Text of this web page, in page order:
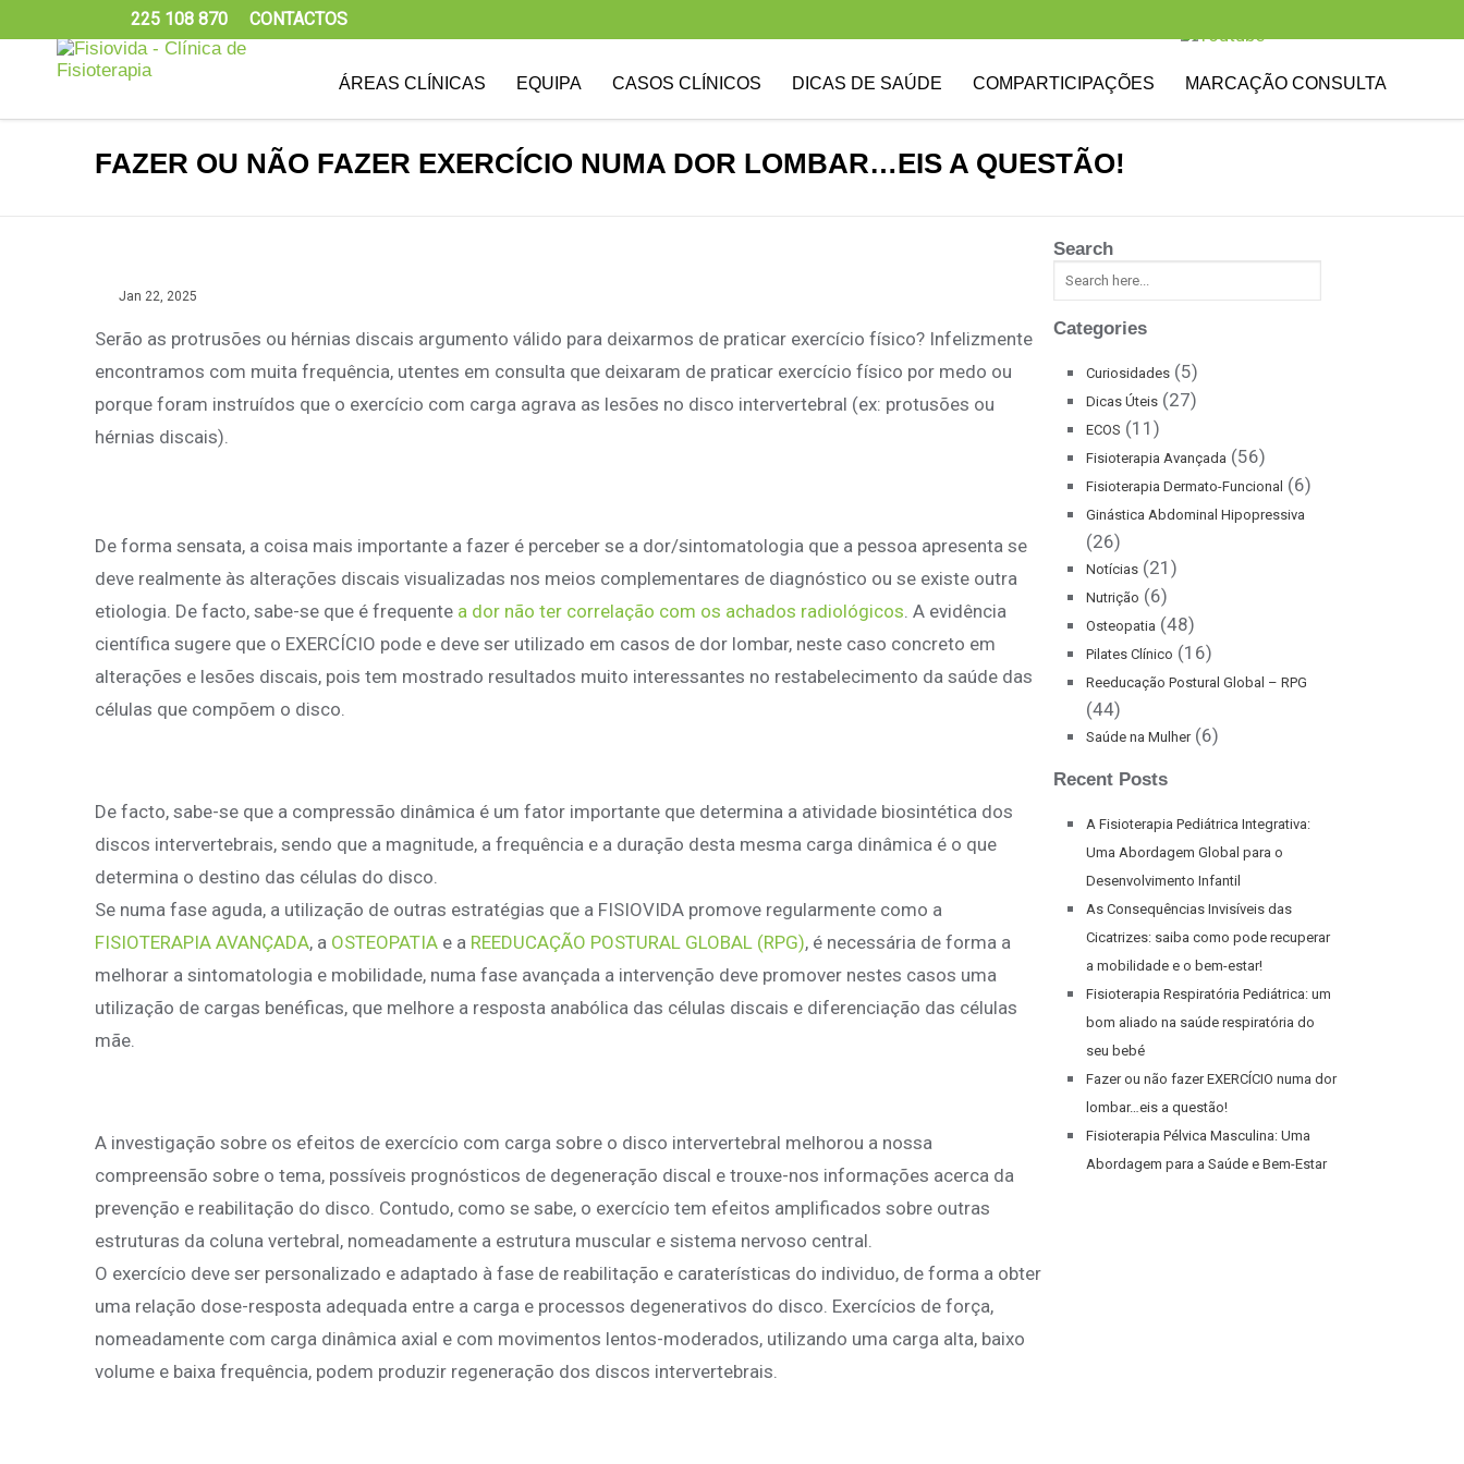
225 108 870 CONTACTOS
ÁREAS CLÍNICAS EQUIPA CASOS CLÍNICOS DICAS DE SAÚDE COMPARTICIPAÇÕES MARCAÇÃO CONSULTA
FAZER OU NÃO FAZER EXERCÍCIO NUMA DOR LOMBAR…EIS A QUESTÃO!
Jan 22, 2025
Serão as protrusões ou hérnias discais argumento válido para deixarmos de praticar exercício físico? Infelizmente
encontramos com muita frequência, utentes em consulta que deixaram de praticar exercício físico por medo ou
porque foram instruídos que o exercício com carga agrava as lesões no disco intervertebral (ex: protusões ou
hérnias discais).
De forma sensata, a coisa mais importante a fazer é perceber se a dor/sintomatologia que a pessoa apresenta se
deve realmente às alterações discais visualizadas nos meios complementares de diagnóstico ou se existe outra
etiologia. De facto, sabe-se que é frequente a dor não ter correlação com os achados radiológicos. A evidência
científica sugere que o EXERCÍCIO pode e deve ser utilizado em casos de dor lombar, neste caso concreto em
alterações e lesões discais, pois tem mostrado resultados muito interessantes no restabelecimento da saúde das
células que compõem o disco.
De facto, sabe-se que a compressão dinâmica é um fator importante que determina a atividade biosintética dos
discos intervertebrais, sendo que a magnitude, a frequência e a duração desta mesma carga dinâmica é o que
determina o destino das células do disco.
Se numa fase aguda, a utilização de outras estratégias que a FISIOVIDA promove regularmente como a
FISIOTERAPIA AVANÇADA, a OSTEOPATIA e a REEDUCAÇÃO POSTURAL GLOBAL (RPG), é necessária de forma a
melhorar a sintomatologia e mobilidade, numa fase avançada a intervenção deve promover nestes casos uma
utilização de cargas benéficas, que melhore a resposta anabólica das células discais e diferenciação das células
mãe.
A investigação sobre os efeitos de exercício com carga sobre o disco intervertebral melhorou a nossa
compreensão sobre o tema, possíveis prognósticos de degeneração discal e trouxe-nos informações acerca da
prevenção e reabilitação do disco. Contudo, como se sabe, o exercício tem efeitos amplificados sobre outras
estruturas da coluna vertebral, nomeadamente a estrutura muscular e sistema nervoso central.
O exercício deve ser personalizado e adaptado à fase de reabilitação e caraterísticas do individuo, de forma a obter
uma relação dose-resposta adequada entre a carga e processos degenerativos do disco. Exercícios de força,
nomeadamente com carga dinâmica axial e com movimentos lentos-moderados, utilizando uma carga alta, baixo
volume e baixa frequência, podem produzir regeneração dos discos intervertebrais.
Search
Categories
Curiosidades(5)
Dicas Úteis(27)
ECOS (11)
Fisioterapia Avançada (56)
Fisioterapia Dermato-Funcional (6)
Ginástica Abdominal Hipopressiva
(26)
Notícias(21)
Nutrição (6)
Osteopatia (48)
Pilates Clínico (16)
Reeducação Postural Global – RPG
(44)
Saúde na Mulher(6)
Recent Posts
A Fisioterapia Pediátrica Integrativa:
Uma Abordagem Global para o
Desenvolvimento Infantil
As Consequências Invisíveis das
Cicatrizes: saiba como pode recuperar
a mobilidade e o bem-estar!
Fisioterapia Respiratória Pediátrica: um
bom aliado na saúde respiratória do
seu bebé
Fazer ou não fazer EXERCÍCIO numa dor
lombar…eis a questão!
Fisioterapia Pélvica Masculina: Uma
Abordagem para a Saúde e Bem-Estar